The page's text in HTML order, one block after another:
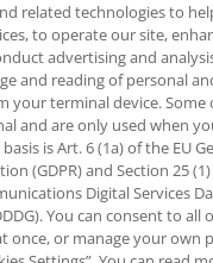
related technologies to
to operate our site,
advertising and
and reading of personal
your terminal device. Some
and are only used when
is Art. 6 (1a) of the EU
(GDPR) and Section 25
Digital Services
You can consent to all
once, or manage your own